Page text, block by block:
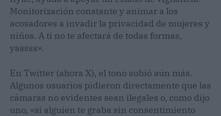
Monitorización constante y animar a los
acosadores a invadir la privacidad de mujeres y
niños. A ti no te afectará de todas formas,
yassss».
En Twitter (ahora X), el tono subió aún más.
Algunos usuarios pidieron directamente que las
cámaras no evidentes sean ilegales o, como dijo
uno, «si alguien te graba sin consentimiento